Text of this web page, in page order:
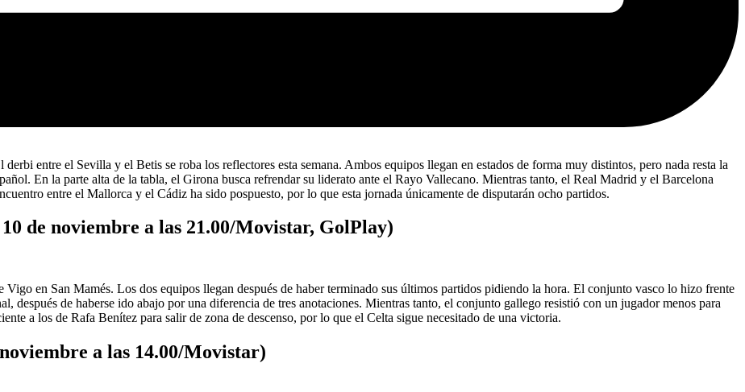
entre el Sevilla y el Betis se roba los reflectores esta semana. Ambos equipos llegan en estados de forma muy distintos, pero nada resta la
En la parte alta de la tabla, el Girona busca refrendar su liderato ante el Rayo Vallecano. Mientras tanto, el Real Madrid y el Barcelona
entre el Mallorca y el Cádiz ha sido pospuesto, por lo que esta jornada únicamente de disputarán ocho partidos.
de noviembre a las 21.00/Movistar, GolPlay)
en San Mamés. Los dos equipos llegan después de haber terminado sus últimos partidos pidiendo la hora. El conjunto vasco lo hizo frente
después de haberse ido abajo por una diferencia de tres anotaciones. Mientras tanto, el conjunto gallego resistió con un jugador menos para
a los de Rafa Benítez para salir de zona de descenso, por lo que el Celta sigue necesitado de una victoria.
a las 14.00/Movistar)